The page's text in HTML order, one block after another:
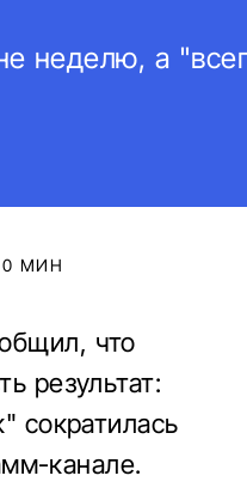
неделю, а
0 МИН
что
результат:
сократилась
канале.